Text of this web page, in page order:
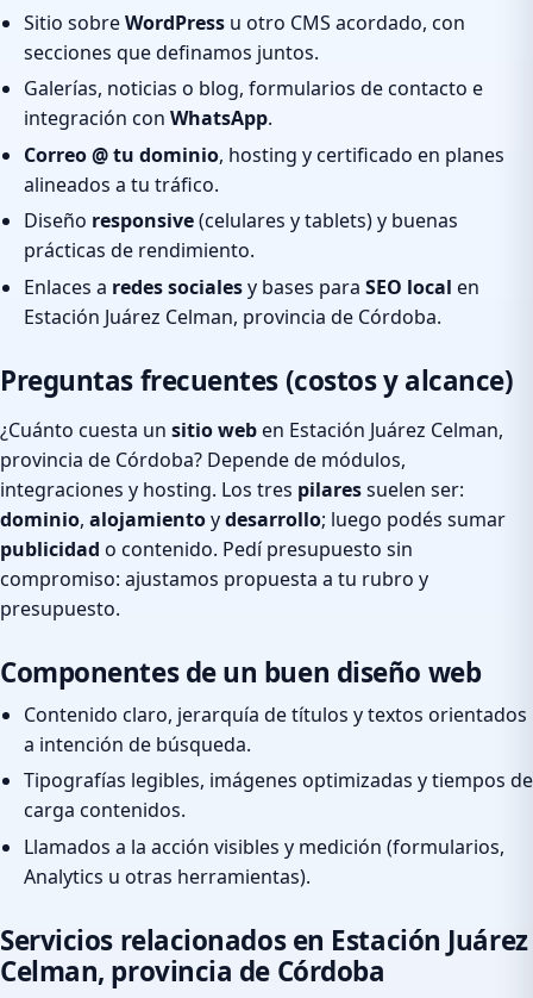
Sitio sobreWordPress u otro CMS acordado, con
secciones que definamos juntos.
Galerías, noticias o blog, formularios de contacto e
integración con WhatsApp.
Correo @ tu dominio, hosting y certificado en planes
alineados a tu tráfico.
Diseño responsive(celulares y tablets) y buenas
prácticas de rendimiento.
Enlaces a redes socialesy bases para SEO local en
Estación Juárez Celman, provincia de Córdoba.
Preguntas frecuentes (costos y alcance)
¿Cuánto cuesta un sitio weben Estación Juárez Celman,
provincia de Córdoba? Depende de módulos,
integraciones y hosting. Los tres pilaressuelen ser:
dominio, alojamientoydesarrollo; luego podés sumar
publicidad o contenido. Pedí presupuesto sin
compromiso: ajustamos propuesta a tu rubro y
presupuesto.
Componentes de un buen diseño web
Contenido claro, jerarquía de títulos y textos orientados
a intención de búsqueda.
Tipografías legibles, imágenes optimizadas y tiempos de
carga contenidos.
Llamados a la acción visibles y medición (formularios,
Analytics u otras herramientas).
Servicios relacionados en Estación Juárez
Celman, provincia de Córdoba